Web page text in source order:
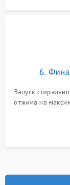
6.
Запуск
отжима на